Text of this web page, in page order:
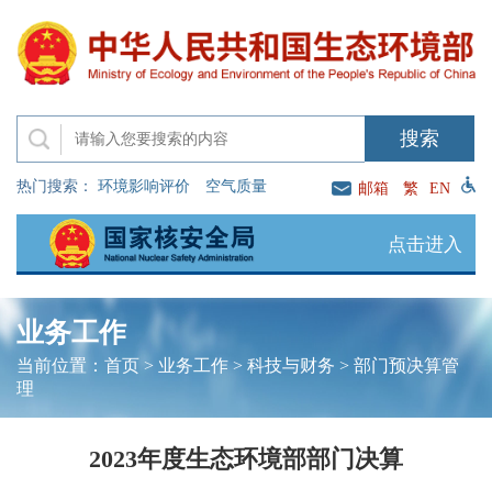
热门搜索： 环境影响评价 空气质量 邮箱 繁 EN
点击进入
业务工作
当前位置： 首页> 业务工作> 科技与财务 > 部门预决算管
理
2023年度生态环境部部门决算